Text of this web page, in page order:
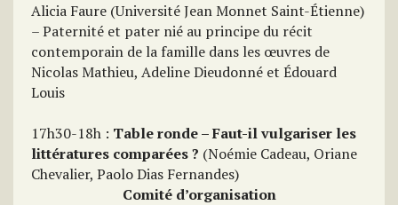
Alicia Faure (Université Jean Monnet Saint-Étienne)
– Paternité et pater nié au principe du récit
contemporain de la famille dans les œuvres de
Nicolas Mathieu, Adeline Dieudonné et Édouard
Louis
17h30-18h : Table ronde – Faut-il vulgariser les
littératures comparées ? (Noémie Cadeau, Oriane
Chevalier, Paolo Dias Fernandes)
Comité d’organisation